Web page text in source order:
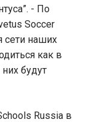
- По
Soccer
сети наших
как в
будут
Russia в